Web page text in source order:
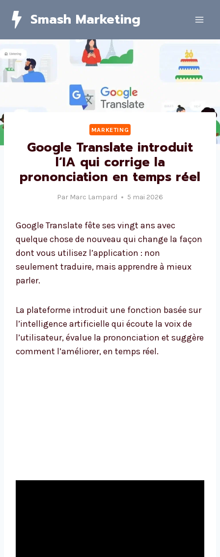
Smash Marketing
MARKETING
Google Translate introduit
l’IA qui corrige la
prononciation en temps réel
Par Marc Lampard 5 mai 2026
Google Translate fête ses vingt ans avec
quelque chose de nouveau qui change la façon
dont vous utilisez l’application : non
seulement traduire, mais apprendre à mieux
parler.
La plateforme introduit une fonction basée sur
l’intelligence artificielle qui écoute la voix de
l’utilisateur, évalue la prononciation et suggère
comment l’améliorer, en temps réel.